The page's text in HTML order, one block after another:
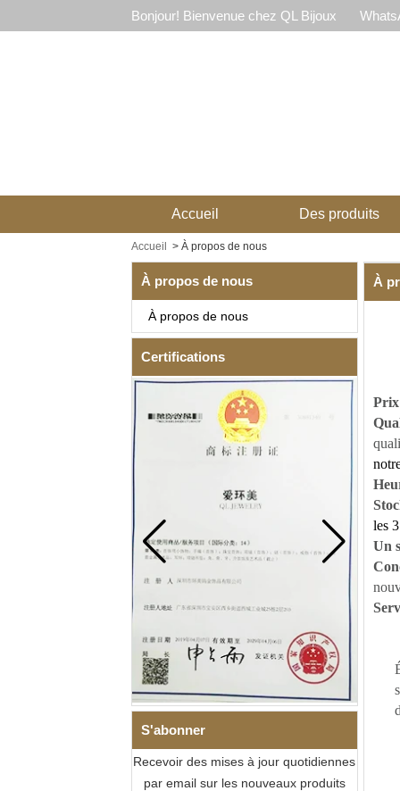
Bonjour! Bienvenue chez QL Bijoux
Accueil Des produits
Accueil > À propos de nous
À propos de nous
À propos de nous
Certifications
S'abonner
Recevoir des mises à jour quotidiennes
par email sur les nouveaux produits
À
Prix
les
Un